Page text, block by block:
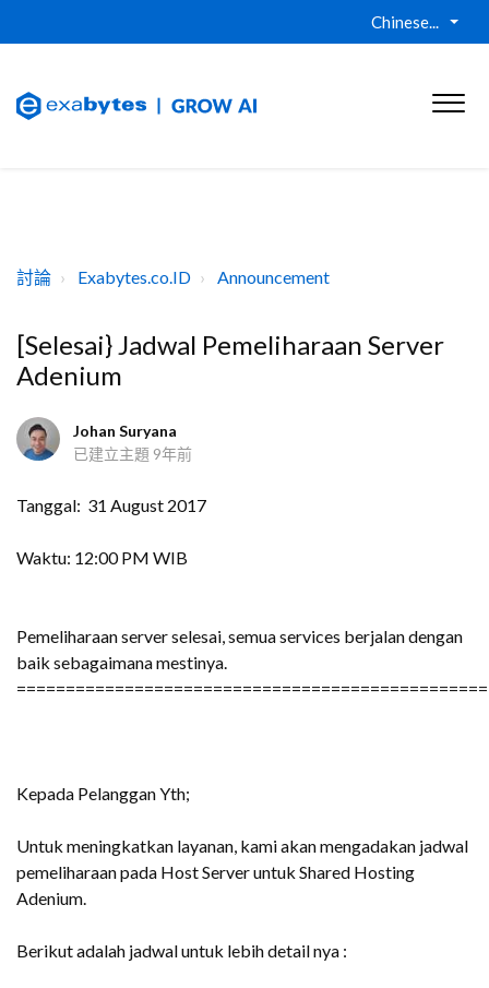
Chinese...
討論 Exabytes.co.ID Announcement
[Selesai} Jadwal Pemeliharaan Server
Adenium
Johan Suryana
已建立主題 9年前
Tanggal: 31 August 2017
Waktu: 12:00 PM WIB
Pemeliharaan server selesai, semua services berjalan dengan
baik sebagaimana mestinya.
Kepada Pelanggan Yth;
Untuk meningkatkan layanan, kami akan mengadakan jadwal
pemeliharaan pada Host Server untuk Shared Hosting
Adenium.
Berikut adalah jadwal untuk lebih detail nya :